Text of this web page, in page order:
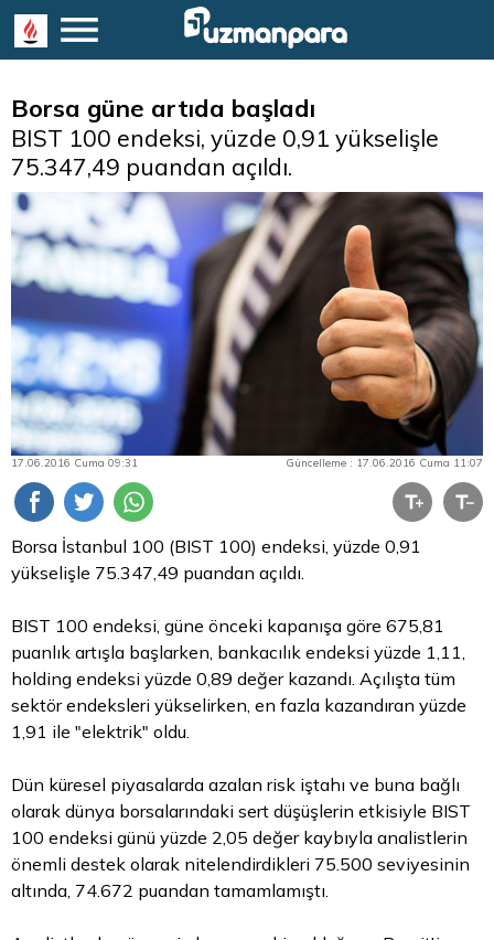
Borsa güne artıda başladı
BIST 100 endeksi, yüzde 0,91 yükselişle
75.347,49 puandan açıldı.
17.06.2016 Cuma 09:31 Güncelleme : 17.06.2016 Cuma 11:07
Borsa İstanbul 100 (BIST 100) endeksi, yüzde 0,91
yükselişle 75.347,49 puandan açıldı.
BIST 100 endeksi, güne önceki kapanışa göre 675,81
puanlık artışla başlarken, bankacılık endeksi yüzde 1,11,
holding endeksi yüzde 0,89 değer kazandı. Açılışta tüm
sektör endeksleri yükselirken, en fazla kazandıran yüzde
1,91 ile "elektrik" oldu.
Dün küresel piyasalarda azalan risk iştahı ve buna bağlı
olarak dünya borsalarındaki sert düşüşlerin etkisiyle BIST
100 endeksi günü yüzde 2,05 değer kaybıyla analistlerin
önemli destek olarak nitelendirdikleri 75.500 seviyesinin
altında, 74.672 puandan tamamlamıştı.